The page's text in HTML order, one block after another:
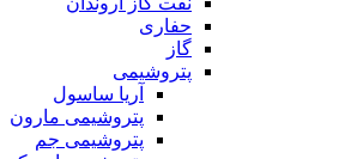
حفاری
گاز
پتروشیمی
آریا ساسول
پتروشیمی مارون
پتروشیمی جم